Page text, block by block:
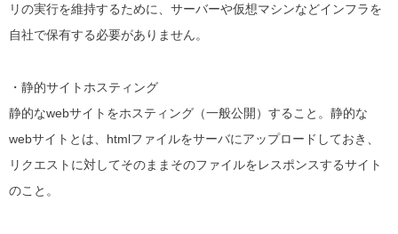
リの実行を維持するために、サーバーや仮想マシンなどインフラを
自社で保有する必要がありません。
・静的サイトホスティング
静的なwebサイトをホスティング（一般公開）すること。 静的な
webサイトとは、htmlファイルをサーバにアップロードしておき、
リクエストに対してそのままそのファイルをレスポンスするサイト
のこと。